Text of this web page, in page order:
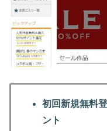
初回新規無料
ント